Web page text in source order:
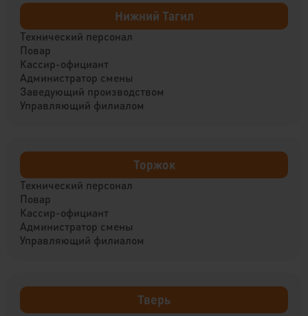
Нижний Тагил
Технический персонал
Повар
Кассир-официант
Администратор смены
Заведующий производством
Управляющий филиалом
Торжок
Технический персонал
Повар
Кассир-официант
Администратор смены
Управляющий филиалом
Тверь